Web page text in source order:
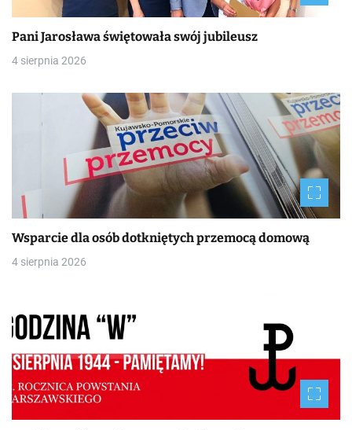
Pani Jarosława świętowała swój jubileusz
4 sierpnia 2026
Wsparcie dla osób dotkniętych przemocą domową
4 sierpnia 2026